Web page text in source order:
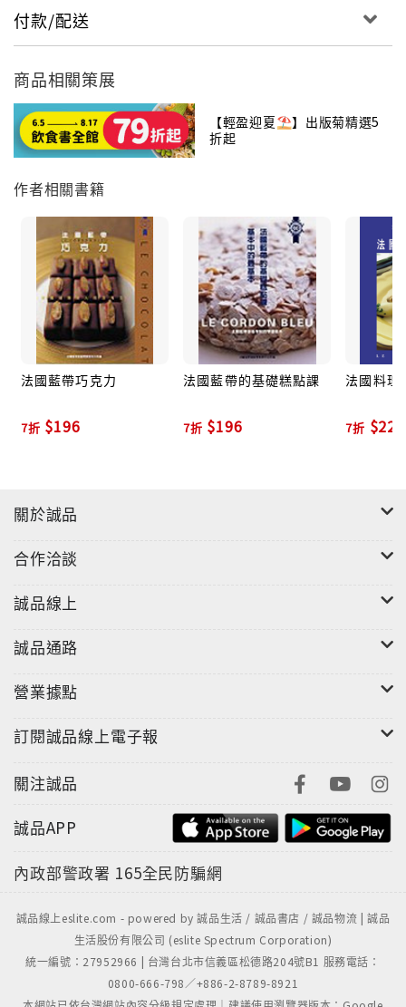
全球各地的新食材。在本書中，不但為您解說，而且還
進一步示範如何選擇及保存生鮮食品，還有提供諸如：
去皮、切割、烹調的標準前置作業之相關建議。
超過前人。積極投入的美食家，可以將自家的廚房擴充
裝備，複製成自己所鍾愛的餐廳的縮小翻版。《法國藍
正確器具的解說亦極為詳細，正有如它對各種食材的詳
盡介紹。
法國藍帶廚藝學院之50多位國際名廚所組成的團隊，多
年來將他們的精湛技能(know-how)傳授給業餘愛好
者、追求技藝精進的廚師，以及經驗老道的專業廚師，
不遺餘力。在培訓的過程中，學生們得以接觸到不同的
新食材與新器具，加以運用，融入各自的廚藝風格中，
在課室之外，得以增進新的自信心，進而活躍於課堂之
外的自家廚房、真實市場與職場中。因此，我們衷心地
益。
器具及材料，是非常重要的一環。這本新書由法國藍帶-
世界之食材、器具、技巧的迷你百科全書，足以使所需
之前置準備作業萬無一失。
所有關於魚類與甲殼類海鮮、肉類、禽鳥類與野味、乳
製品、穀物、米、麵粉、麵包、義大利麵、蔬菜、水
來款待眾多親友，及以高格調的方式呈現出異國風味食
本書中，除了超過1500張精心拍攝的照片之外，還包含
人份、等量數據，外加許多副表以提供營養與保存之相
法國藍帶廚藝學院的《廚房經典技巧》，不僅只是包含
豐富的實用工具書，更是本任何對烹飪有興趣的人，都
付款/配送
商品相關策展
【輕盈迎夏⛱️】出版菊精選5
折起
作者相關書籍
法國藍帶巧克力
7折 $196
法國藍帶的基礎糕點課
7折 $196
法國料理
7折 $224
關於誠品
合作洽談
誠品線上
誠品通路
營業據點
訂閱誠品線上電子報
關注誠品
誠品APP
內政部警政署 165全民防騙網
誠品線上eslite.com - powered by 誠品生活 / 誠品書店 / 誠品物流 | 誠品
生活股份有限公司 (eslite Spectrum Corporation)
統一編號：27952966 | 台灣台北市信義區松德路204號B1 服務電話：
0800-666-798／+886-2-8789-8921